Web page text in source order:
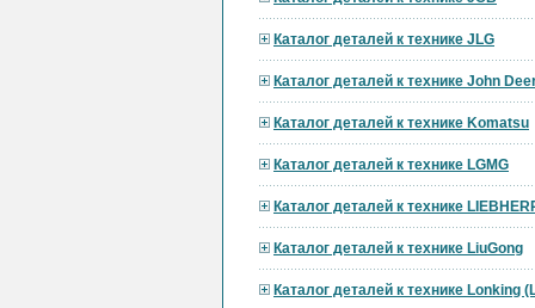
Каталог деталей к технике JLG
Каталог деталей к технике John
Каталог деталей к технике Komatsu
Каталог деталей к технике LGMG
Каталог деталей к технике
Каталог деталей к технике LiuGong
Каталог деталей к технике Lonking